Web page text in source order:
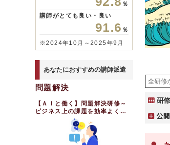
研
公
％
講師がとても良い・良い
91.6 ％
※2024年10月～2025年9月
あなたにおすすめの講師派遣
問題解決
【ＡＩと働く】問題解決研修～
ビジネス上の課題を効率よく解